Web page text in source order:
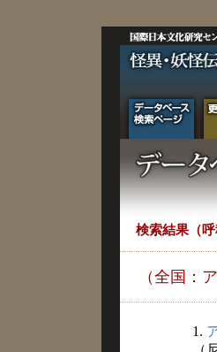
検索結果（呼
（全国：
1.